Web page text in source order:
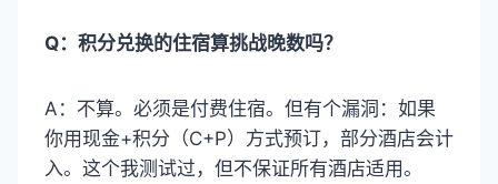
Q：积分兑换的住宿算挑战晚数吗？
A：不算。必须是付费住宿。但有个漏洞：如果
你用现金+积分（C+P）方式预订，部分酒店会计
入。这个我测试过，但不保证所有酒店适用。